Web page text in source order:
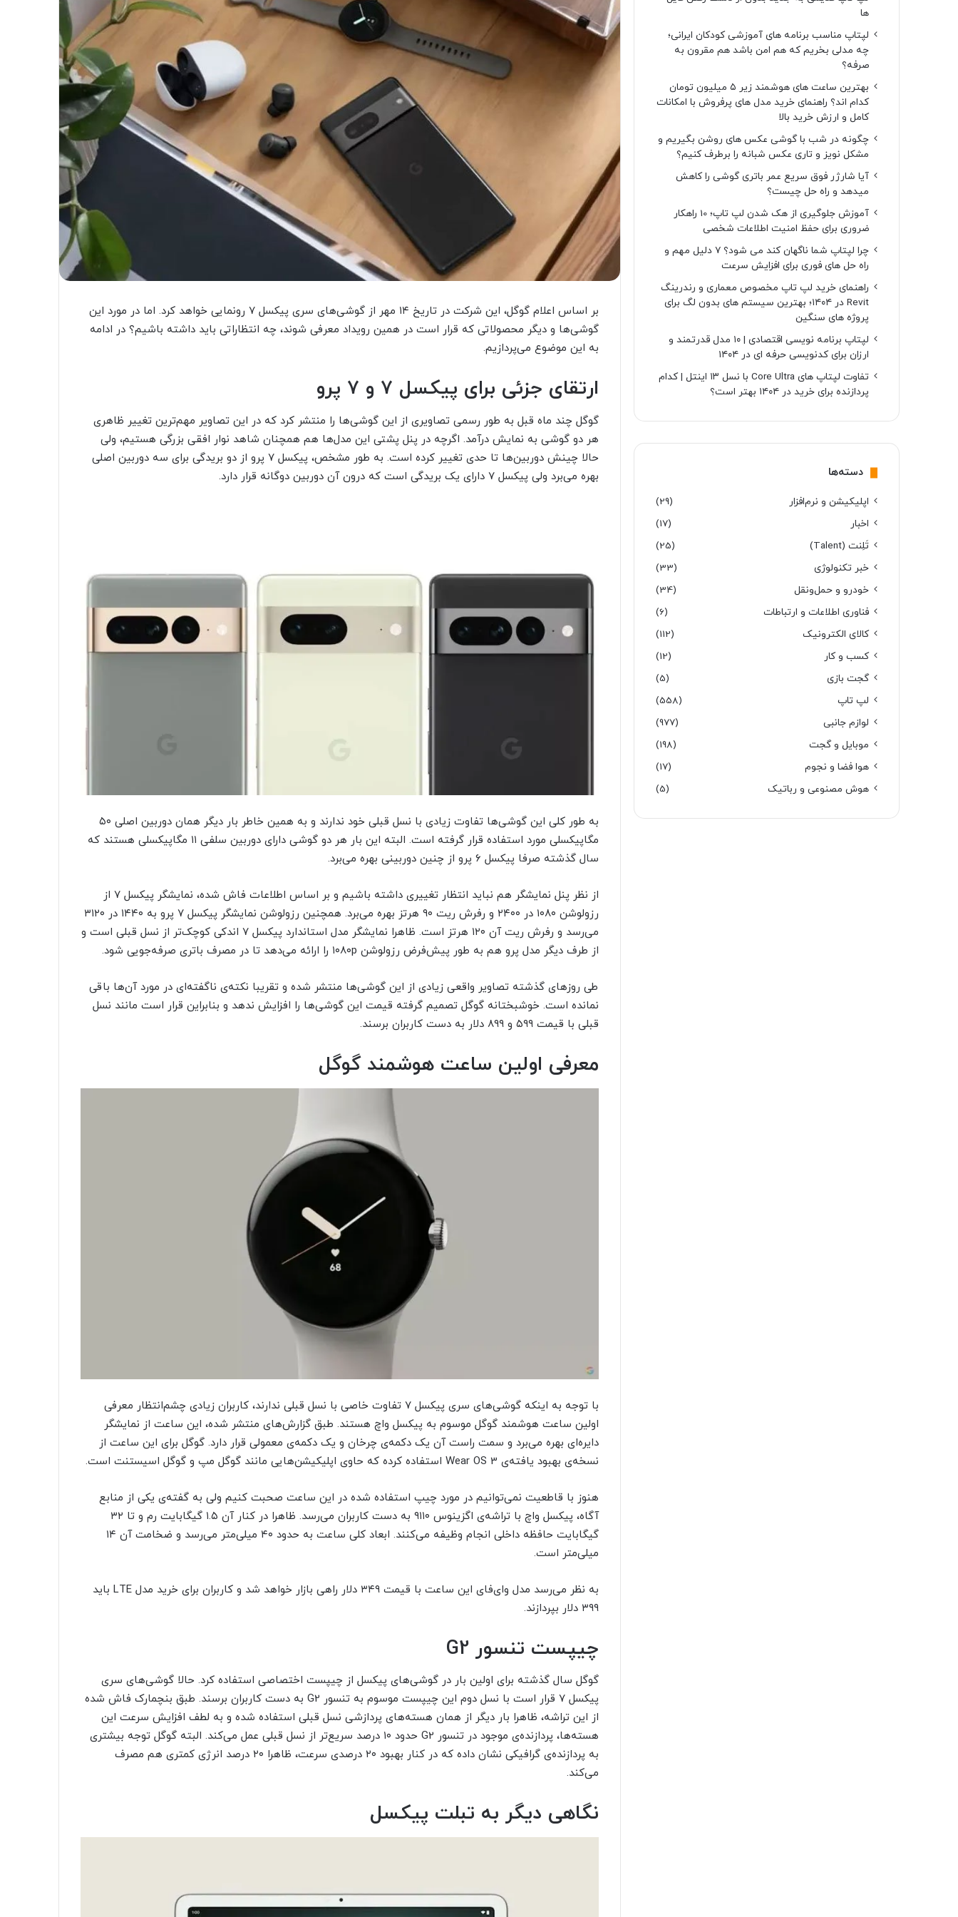
بر اساس اعلام گوگل، این شرکت در تاریخ ۱۴ مهر از گوشی‌های سری پیکسل ۷ رونمایی خواهد کرد. اما در مورد این
گوشی‌ها و دیگر محصولاتی که قرار است در همین رویداد معرفی شوند، چه انتظاراتی باید داشته باشیم؟ در ادامه
به این موضوع می‌پردازیم.
ارتقای جزئی برای پیکسل ۷ و ۷ پرو
گوگل چند ماه قبل به طور رسمی تصاویری از این گوشی‌ها را منتشر کرد که در این تصاویر مهم‌ترین تغییر ظاهری
هر دو گوشی به نمایش درآمد. اگرچه در پنل پشتی این مدل‌ها هم همچنان شاهد نوار افقی بزرگی هستیم، ولی
حالا چینش دوربین‌ها تا حدی تغییر کرده است. به طور مشخص، پیکسل ۷ پرو از دو بریدگی برای سه دوربین اصلی
بهره می‌برد ولی پیکسل ۷ دارای یک بریدگی است که درون آن دوربین دوگانه قرار دارد.
به طور کلی این گوشی‌ها تفاوت زیادی با نسل قبلی خود ندارند و به همین خاطر بار دیگر همان دوربین اصلی ۵۰
مگاپیکسلی مورد استفاده قرار گرفته است. البته این بار هر دو گوشی دارای دوربین سلفی ۱۱ مگاپیکسلی هستند که
سال گذشته صرفا پیکسل ۶ پرو از چنین دوربینی بهره می‌برد.
از نظر پنل نمایشگر هم نباید انتظار تغییری داشته باشیم و بر اساس اطلاعات فاش شده، نمایشگر پیکسل ۷ از
رزولوشن ۱۰۸۰ در ۲۴۰۰ و رفرش ریت ۹۰ هرتز بهره می‌برد. همچنین رزولوشن نمایشگر پیکسل ۷ پرو به ۱۴۴۰ در ۳۱۲۰
می‌رسد و رفرش ریت آن ۱۲۰ هرتز است. ظاهرا نمایشگر مدل استاندارد پیکسل ۷ اندکی کوچک‌تر از نسل قبلی است و
از طرف دیگر مدل پرو هم به طور پیش‌فرض رزولوشن ۱۰۸۰p را ارائه می‌دهد تا در مصرف باتری صرفه‌جویی شود.
طی روزهای گذشته تصاویر واقعی زیادی از این گوشی‌ها منتشر شده و تقریبا نکته‌ی ناگفته‌ای در مورد آن‌ها باقی
نمانده است. خوشبختانه گوگل تصمیم گرفته قیمت این گوشی‌ها را افزایش ندهد و بنابراین قرار است مانند نسل
قبلی با قیمت ۵۹۹ و ۸۹۹ دلار به دست کاربران برسند.
معرفی اولین ساعت هوشمند گوگل
با توجه به اینکه گوشی‌های سری پیکسل ۷ تفاوت خاصی با نسل قبلی ندارند، کاربران زیادی چشم‌انتظار معرفی
اولین ساعت هوشمند گوگل موسوم به پیکسل واچ هستند. طبق گزارش‌های منتشر شده، این ساعت از نمایشگر
دایره‌ای بهره می‌برد و سمت راست آن یک دکمه‌ی چرخان و یک دکمه‌ی معمولی قرار دارد. گوگل برای این ساعت از
نسخه‌ی بهبود یافته‌ی Wear OS 3 استفاده کرده که حاوی اپلیکیشن‌هایی مانند گوگل مپ و گوگل اسیستنت است.
هنوز با قاطعیت نمی‌توانیم در مورد چیپ استفاده شده در این ساعت صحبت کنیم ولی به گفته‌ی یکی از منابع
آگاه، پیکسل واچ با تراشه‌ی اگزینوس ۹۱۱۰ به دست کاربران می‌رسد. ظاهرا در کنار آن ۱.۵ گیگابایت رم و تا ۳۲
گیگابایت حافظه داخلی انجام وظیفه می‌کنند. ابعاد کلی ساعت به حدود ۴۰ میلی‌متر می‌رسد و ضخامت آن ۱۴
میلی‌متر است.
به نظر می‌رسد مدل وای‌فای این ساعت با قیمت ۳۴۹ دلار راهی بازار خواهد شد و کاربران برای خرید مدل LTE باید
۳۹۹ دلار بپردازند.
چیپست تنسورG2
گوگل سال گذشته برای اولین بار در گوشی‌های پیکسل از چیپست اختصاصی استفاده کرد. حالا گوشی‌های سری
پیکسل ۷ قرار است با نسل دوم این چیپست موسوم به تنسور G2 به دست کاربران برسند. طبق بنچمارک فاش شده
از این تراشه، ظاهرا بار دیگر از همان هسته‌های پردازشی نسل قبلی استفاده شده و به لطف افزایش سرعت این
هسته‌ها، پردازنده‌ی موجود در تنسور G2 حدود ۱۰ درصد سریع‌تر از نسل قبلی عمل می‌کند. البته گوگل توجه بیشتری
به پردازنده‌ی گرافیکی نشان داده که در کنار بهبود ۲۰ درصدی سرعت، ظاهرا ۲۰ درصد انرژی کمتری هم مصرف
می‌کند.
نگاهی دیگر به تبلت پیکسل
ها
لپتاپ مناسب برنامه های آموزشی کودکان ایرانی؛
چه مدلی بخریم که هم امن باشد هم مقرون به
صرفه؟
بهترین ساعت های هوشمند زیر ۵ میلیون تومان
کدام اند؟ راهنمای خرید مدل های پرفروش با امکانات
کامل و ارزش خرید بالا
چگونه در شب با گوشی عکس های روشن بگیریم و
مشکل نویز و تاری عکس شبانه را برطرف کنیم؟
آیا شارژر فوق سریع عمر باتری گوشی را کاهش
میدهد و راه حل چیست؟
آموزش جلوگیری از هک شدن لپ تاپ؛ 10 راهکار
ضروری برای حفظ امنیت اطلاعات شخصی
چرا لپتاپ شما ناگهان کند می شود؟ ۷ دلیل مهم و
راه حل های فوری برای افزایش سرعت
راهنمای خرید لپ تاپ مخصوص معماری و رندرینگ
Revit در ۱۴۰۴؛ بهترین سیستم های بدون لگ برای
پروژه های سنگین
لپتاپ برنامه نویسی اقتصادی | ۱۰ مدل قدرتمند و
ارزان برای کدنویسی حرفه ای در ۱۴۰۴
تفاوت لپتاپ های Core Ultra با نسل ۱۳ اینتل | کدام
پردازنده برای خرید در ۱۴۰۴ بهتر است؟
دسته‌ها
اپلیکیشن و نرم‌افزار
(29)
اخبار
(17)
تَلِنت (Talent)
(25)
خبر تکنولوژی
(33)
خودرو و حمل‌و‌نقل
(34)
فناوری اطلاعات و ارتباطات
(6)
کالای الکترونیک
(112)
کسب و کار
(12)
گجت بازی
(5)
لپ تاپ
(558)
لوازم جانبی
(977)
موبایل و گجت
(198)
هوا فضا و نجوم
(17)
هوش مصنوعی و رباتیک
(5)